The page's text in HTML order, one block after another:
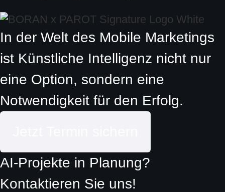
In der Welt des Mobile Marketings
ist Künstliche Intelligenz nicht nur
eine Option, sondern eine
Notwendigkeit für den Erfolg.
AI-Projekte in Planung?
Kontaktieren Sie uns!